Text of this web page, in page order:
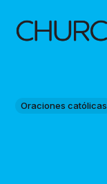
Oraciones católicas